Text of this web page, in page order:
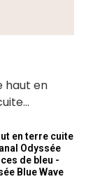
en terre cuite
Odyssée
de bleu -
Blue Wave